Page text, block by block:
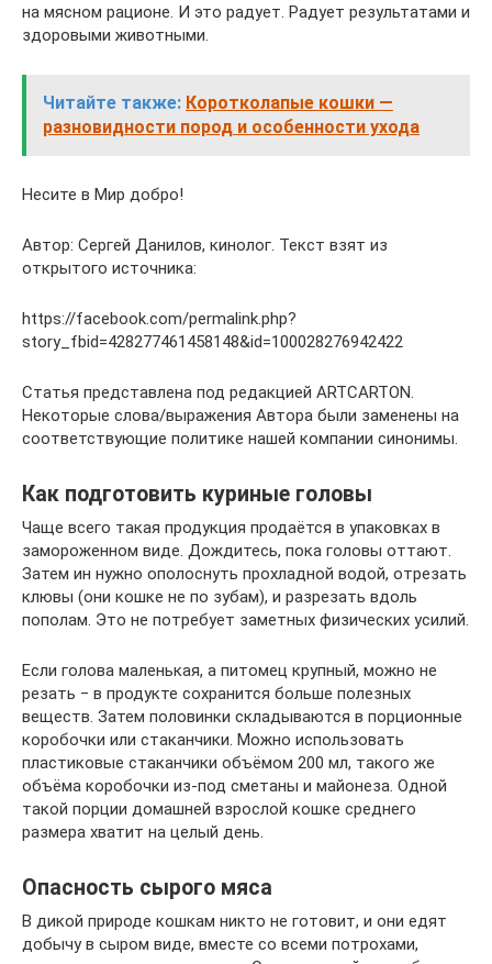
на мясном рационе. И это радует. Радует результатами и
здоровыми животными.
Читайте также: Коротколапые кошки —
разновидности пород и особенности ухода
Несите в Мир добро!
Автор: Сергей Данилов, кинолог. Текст взят из
открытого источника:
https://facebook.com/permalink.php?
story_fbid=428277461458148&id=100028276942422
Статья представлена под редакцией ARTCARTON.
Некоторые слова/выражения Автора были заменены на
соответствующие политике нашей компании синонимы.
Как подготовить куриные головы
Чаще всего такая продукция продаётся в упаковках в
замороженном виде. Дождитесь, пока головы оттают.
Затем ин нужно ополоснуть прохладной водой, отрезать
клювы (они кошке не по зубам), и разрезать вдоль
пополам. Это не потребует заметных физических усилий.
Если голова маленькая, а питомец крупный, можно не
резать ‒ в продукте сохранится больше полезных
веществ. Затем половинки складываются в порционные
коробочки или стаканчики. Можно использовать
пластиковые стаканчики объёмом 200 мл, такого же
объёма коробочки из-под сметаны и майонеза. Одной
такой порции домашней взрослой кошке среднего
размера хватит на целый день.
Опасность сырого мяса
В дикой природе кошкам никто не готовит, и они едят
добычу в сыром виде, вместе со всеми потрохами,